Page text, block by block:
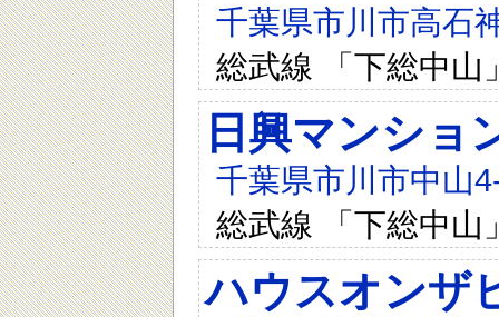
千葉県市川市高石
総武線 「下総中山
日興マンショ
千葉県市川市中山
総武線 「下総中山
ハウスオンザ